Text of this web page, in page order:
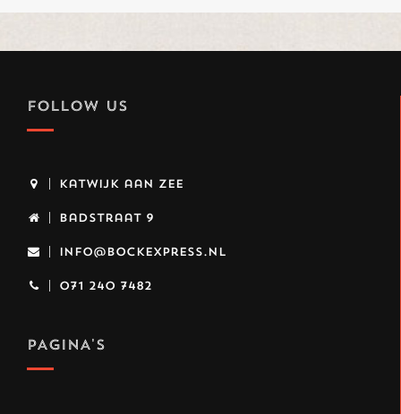
FOLLOW US
Katwijk aan Zee
Badstraat 9
info@bockexpress.nl
071 240 7482
PAGINA'S